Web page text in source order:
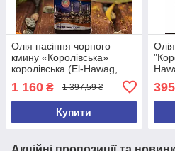
Олія насіння чорного
кмину «Королівська»
королівська (El-Hawag,
500 мл (2224)
1 160 ₴ 1 397,59 ₴
Купити